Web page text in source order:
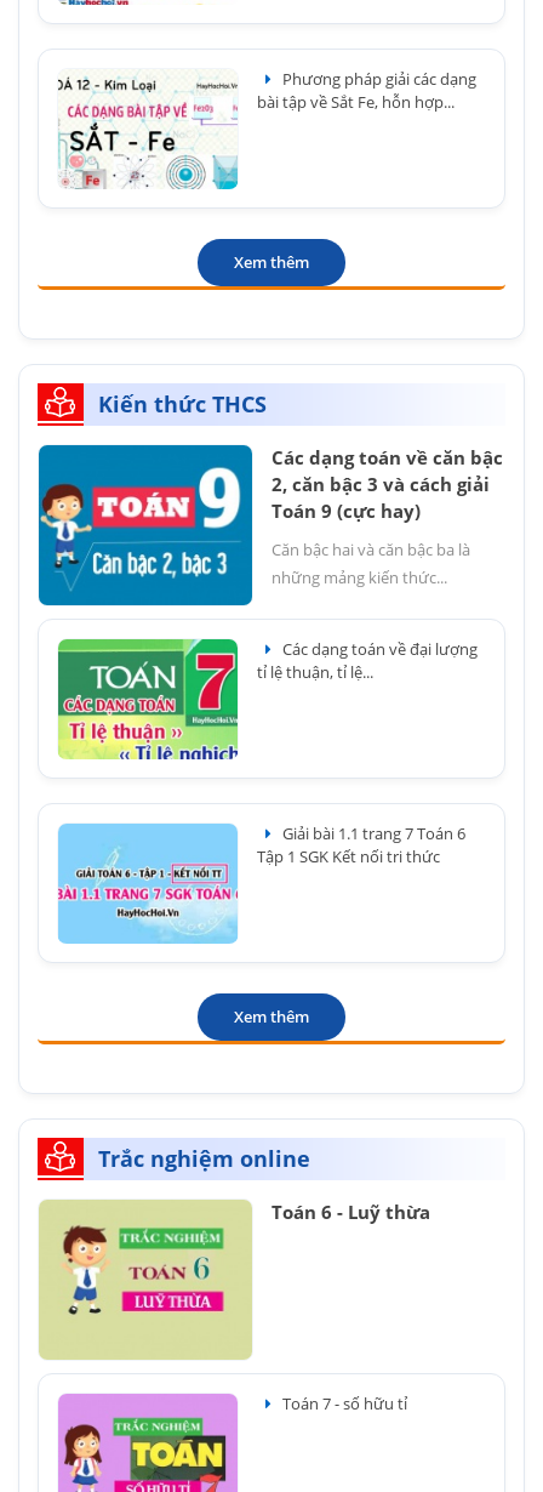
Phương pháp giải các dạng
bài tập về Sắt Fe, hỗn hợp...
Xem thêm
Kiến thức THCS
Các dạng toán về căn bậc
2, căn bậc 3 và cách giải
Toán 9 (cực hay)
Căn bậc hai và căn bậc ba là
những mảng kiến thức...
Các dạng toán về đại lượng
tỉ lệ thuận, tỉ lệ...
Giải bài 1.1 trang 7 Toán 6
Tập 1 SGK Kết nối tri thức
Xem thêm
Trắc nghiệm online
Toán 6 - Luỹ thừa
Toán 7 - số hữu tỉ